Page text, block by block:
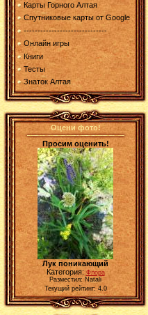
Карты Горного Алтая
Спутниковые карты от Google
------------------------------
Онлайн игры
Книги
Тесты
Знаток Алтая
Оцени фото!
Просим оценить!
Лук поникающий
Категория: Флора
Разместил: Natali
Текущий рейтинг: 4.0